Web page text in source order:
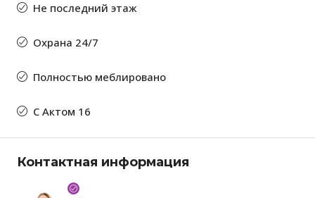
Не последний этаж
Охрана 24/7
Полностью меблировано
С Актом 16
Контактная информация